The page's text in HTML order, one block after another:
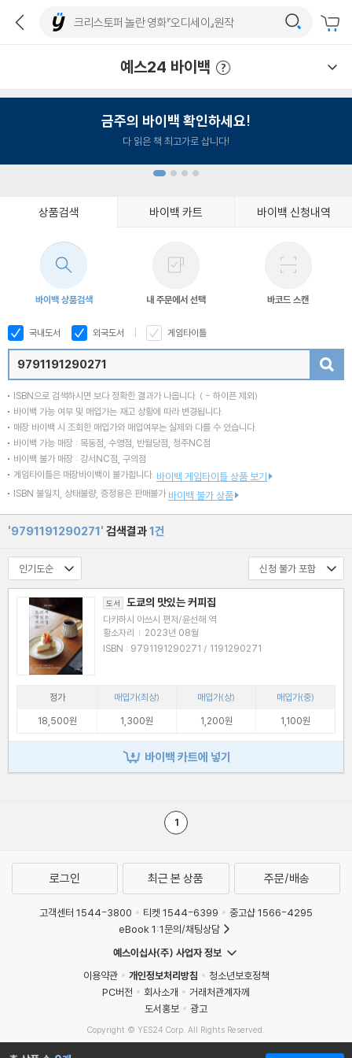
예스24 바이백
금주의 바이백 확인하세요!
다 읽은 책 최고가로 삽니다!
상품검색 바이백 카트 바이백 신청내역
바이백 상품검색 내 주문에서 선택 바코드 스캔
국내도서 외국도서 게임타이틀
ISBN으로 검색하시면 보다 정확한 결과가 나옵니다. ( - 하이픈 제외)
바이백 가능 여부 및 매입가는 재고 상황에 따라 변경됩니다.
매장 바이백 시 조회한 매입가와 매입여부는 실제와 다를 수 있습니다.
바이백 가능 매장 : 목동점, 수영점, 반월당점, 청주NC점
바이백 불가 매장 : 강서NC점, 구의점
게임타이틀은 매장바이백이 불가합니다. 바이백 게임타이틀 상품 보기
ISBN 불일치, 상태불량, 증정용은 판매불가 바이백 불가 상품
'9791191290271' 검색결과1건
도서 도쿄의 맛있는 커피집
다카하시 아쓰시 편저/윤선해 역
황소자리 | 2023년 08월
ISBN : 9791191290271 / 1191290271
정가 매입가(최상) 매입가(상)
매입가(중)
18,500원
1,300원 1,200원 1,100원
바이백 카트에 넣기
1
로그인 최근 본 상품 주문/배송
고객센터 1544-3800 티켓 1544-6399
중고샵 1566-4295
eBook 1:1문의/채팅상담
예스이십사(주) 사업자 정보
이용약관
개인정보처리방침
청소년보호정책
PC버전
회사소개
거래처관계자께
도서홍보
광고
Copyright © YES24 Corp. All Rights Reserved.
MATOM9